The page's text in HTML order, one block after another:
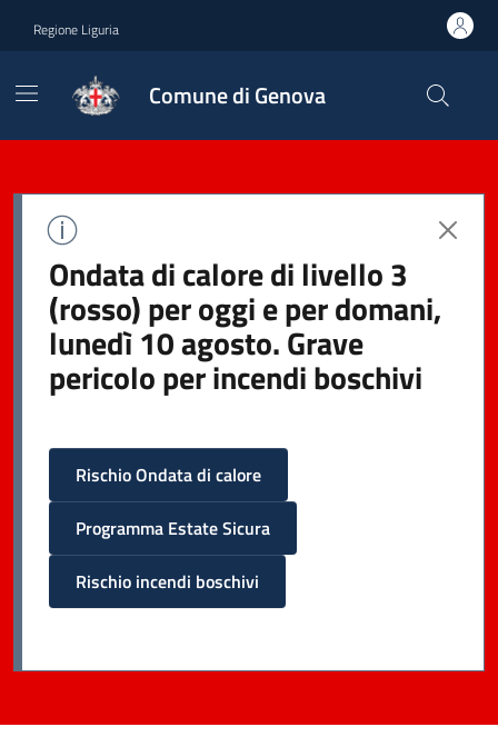
Regione Liguria
Comune di Genova
Ondata di calore di livello 3
(rosso) per oggi e per domani,
lunedì 10 agosto. Grave
pericolo per incendi boschivi
Rischio Ondata di calore
Programma Estate Sicura
Rischio incendi boschivi